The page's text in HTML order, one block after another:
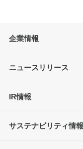
企業情報
ニュースリリース
IR情報
サステナビリティ情報